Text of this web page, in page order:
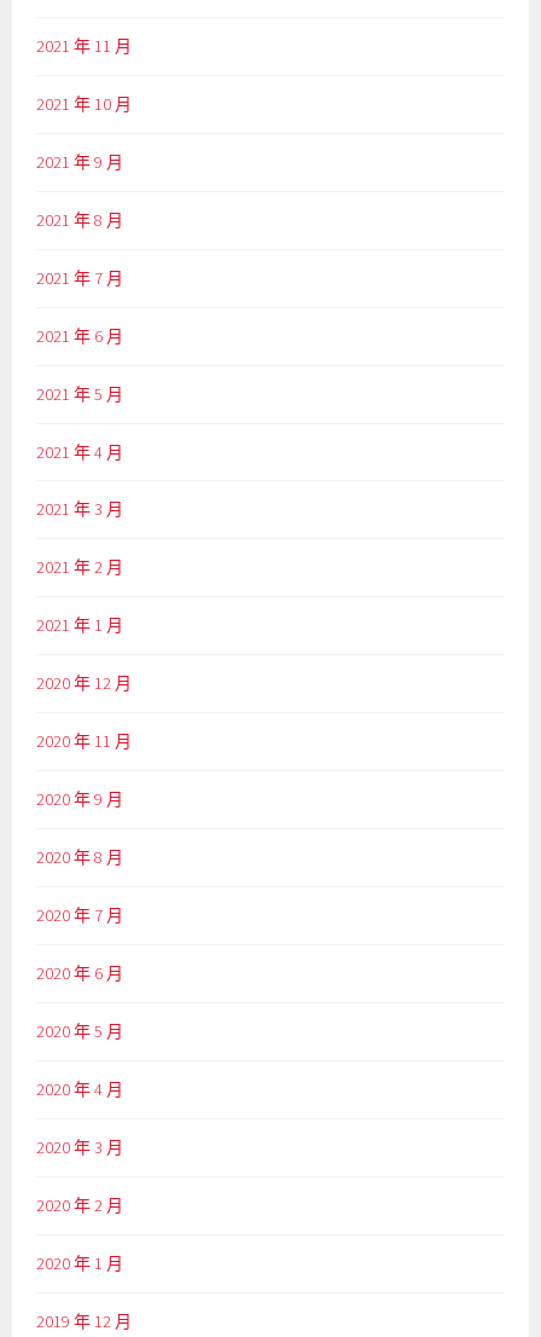
2021 年 11 月
2021 年 10 月
2021 年 9 月
2021 年 8 月
2021 年 7 月
2021 年 6 月
2021 年 5 月
2021 年 4 月
2021 年 3 月
2021 年 2 月
2021 年 1 月
2020 年 12 月
2020 年 11 月
2020 年 9 月
2020 年 8 月
2020 年 7 月
2020 年 6 月
2020 年 5 月
2020 年 4 月
2020 年 3 月
2020 年 2 月
2020 年 1 月
2019 年 12 月